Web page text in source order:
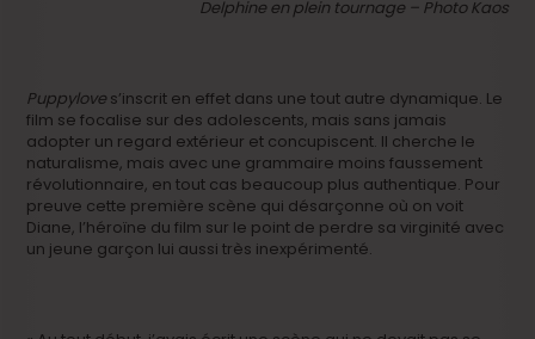
Delphine en plein tournage – Photo Kaos
Puppylove s’inscrit en effet dans une tout autre dynamique. Le
film se focalise sur des adolescents, mais sans jamais
adopter un regard extérieur et concupiscent. Il cherche le
naturalisme, mais avec une grammaire moins faussement
révolutionnaire, en tout cas beaucoup plus authentique. Pour
preuve cette première scène qui désarçonne où on voit
Diane, l’héroïne du film sur le point de perdre sa virginité avec
un jeune garçon lui aussi très inexpérimenté.